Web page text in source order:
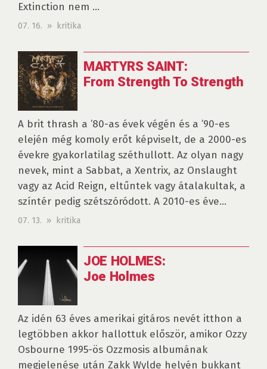
Extinction nem ...
07. 16. » kritika
MARTYRS SAINT:
From Strength To Strength
A brit thrash a ’80-as évek végén és a ’90-es
elején még komoly erőt képviselt, de a 2000-es
évekre gyakorlatilag széthullott. Az olyan nagy
nevek, mint a Sabbat, a Xentrix, az Onslaught
vagy az Acid Reign, eltűntek vagy átalakultak, a
színtér pedig szétszóródott. A 2010-es éve...
07. 13. » kritika
JOE HOLMES:
Joe Holmes
Az idén 63 éves amerikai gitáros nevét itthon a
legtöbben akkor hallottuk először, amikor Ozzy
Osbourne 1995-ös Ozzmosis albumának
megjelenése után Zakk Wylde helyén bukkant